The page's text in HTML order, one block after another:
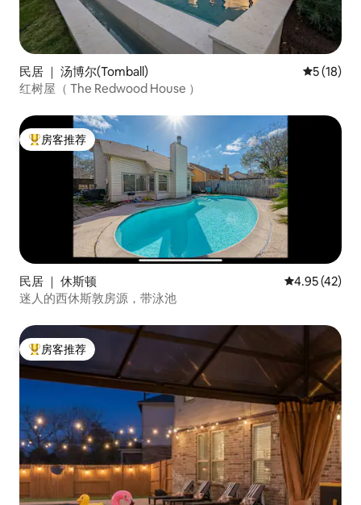
民居 ｜ 汤博尔(Tomball) 平均评分
5 (18)
红树屋（ The Redwood House ）
热门「房客推荐」
房客推荐
民居 ｜ 休斯顿 平均评分
4.95 (42)
迷人的西休斯敦房源，带泳池
热门「房客推荐」
房客推荐